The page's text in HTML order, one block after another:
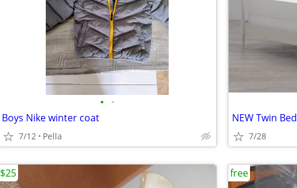
• •
Boys Nike winter coat
7/12 Pella
NEW Twin Bed
7/28
$25 free